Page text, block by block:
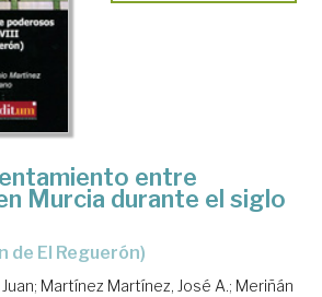
entre
Murcia durante el siglo
de El Reguerón)
; Martínez Martínez, José A.; Meriñán